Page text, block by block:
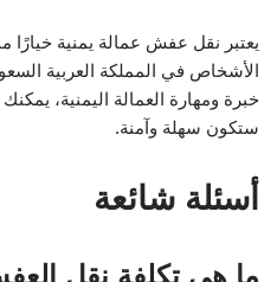
يعتبر نقل عفش عمالة يمنية خيارًا
الأشخاص في المملكة العربية
خبرة ومهارة العمالة اليمنية،
ستكون سهلة وآمنة.
أسئلة شائعة
ما هي تكلفة نقل